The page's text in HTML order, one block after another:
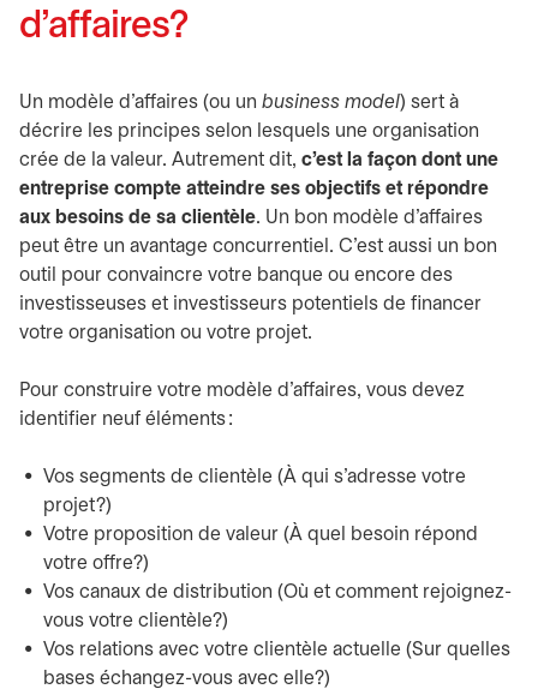
d’affaires?
Un modèle d’affaires (ou un business model) sert à
décrire les principes selon lesquels une organisation
crée de la valeur. Autrement dit, c’est la façon dont une
entreprise compte atteindre ses objectifs et répondre
aux besoins de sa clientèle. Un bon modèle d’affaires
peut être un avantage concurrentiel. C’est aussi un bon
outil pour convaincre votre banque ou encore des
investisseuses et investisseurs potentiels de financer
votre organisation ou votre projet.
Pour construire votre modèle d’affaires, vous devez
identifier neuf éléments :
Vos segments de clientèle (À qui s’adresse votre
projet?)
Votre proposition de valeur (À quel besoin répond
votre offre?)
Vos canaux de distribution (Où et comment rejoignez-
vous votre clientèle?)
Vos relations avec votre clientèle actuelle (Sur quelles
bases échangez-vous avec elle?)